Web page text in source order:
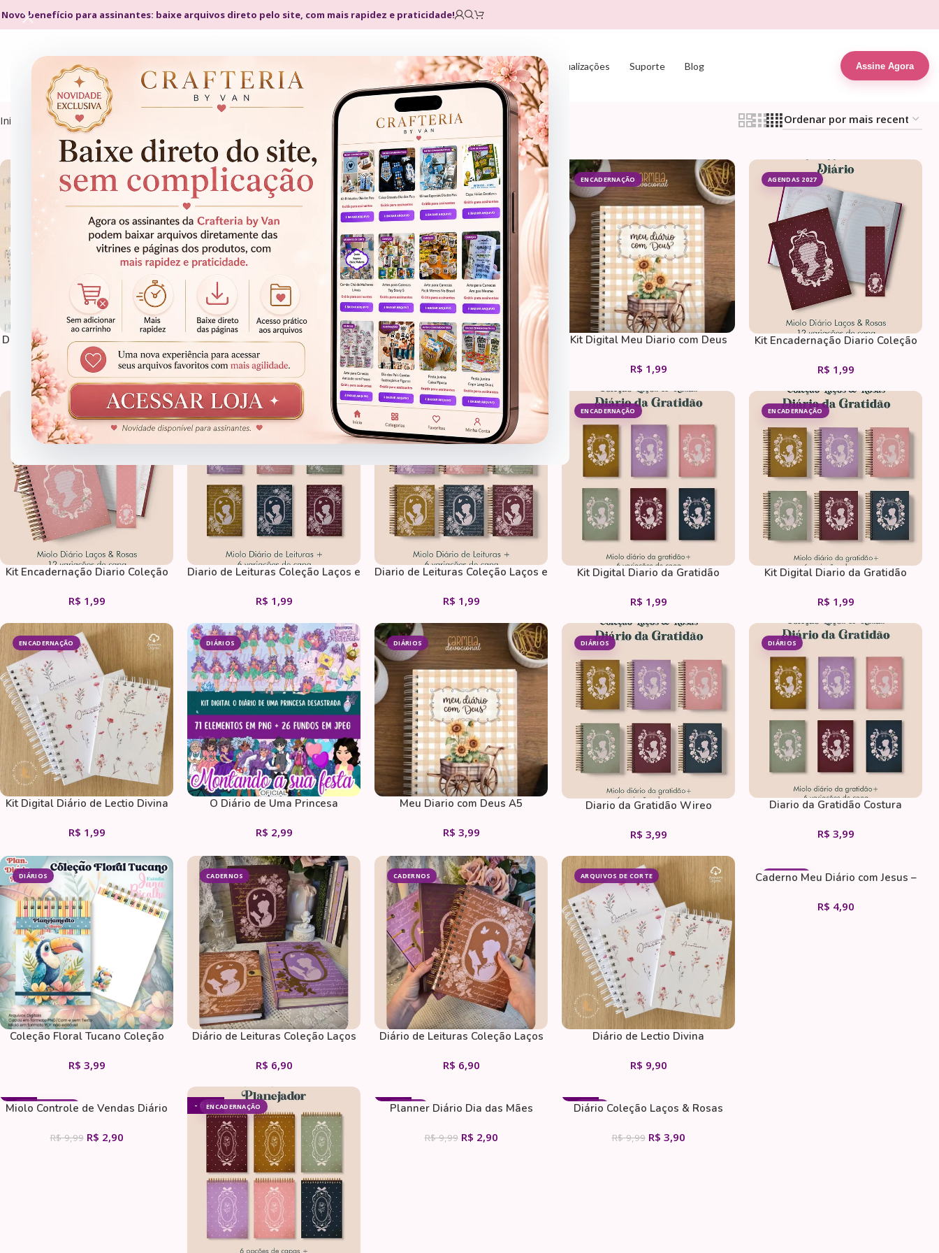
Novo benefício para assinantes: baixe arquivos direto pelo site, com mais rapidez e praticidade!
Home Loja Planos Atualizações Suporte Blog Assine Agora
Início Produtos marcados com a tag “diário”
DIÁRIOS
Diario de Vivencia Qauresma São
Miguel
R$ 1,99
AGENDAS 2027
Diário Winnie Pooh Especial
R$19,99
AGENDAS 2027
Miolo Controle de Vendas Diário
Thamoní em PDF
R$1,99
ENCADERNAÇÃO
Kit Digital Meu Diario com Deus
R$ 1,99
AGENDAS 2027
Kit Encadernação Diario Coleção
R$ 1,99
ENCADERNAÇÃO
Kit Encadernação Diario Coleção
R$ 1,99
ENCADERNAÇÃO
Diario de Leituras Coleção Laços e
R$ 1,99
ENCADERNAÇÃO
Diario de Leituras Coleção Laços e
R$ 1,99
ENCADERNAÇÃO
Kit Digital Diario da Gratidão
R$ 1,99
ENCADERNAÇÃO
Kit Digital Diario da Gratidão
R$ 1,99
ENCADERNAÇÃO
Kit Digital Diário de Lectio Divina
de Oração e Anotações com
R$ 1,99
DIÁRIOS
O Diário de Uma Princesa
R$ 2,99
DIÁRIOS
Meu Diario com Deus A5
R$ 3,99
DIÁRIOS
Diario da Gratidão Wireo
R$ 3,99
DIÁRIOS
Diario da Gratidão Costura
R$ 3,99
DIÁRIOS
Coleção Floral Tucano Coleção
R$ 3,99
CADERNOS
Diário de Leituras Coleção Laços
R$ 6,90
CADERNOS
Diário de Leituras Coleção Laços
R$ 6,90
ARQUIVOS DE CORTE
Diário de Lectio Divina
de oração e Anotações com
R$ 9,90
CADERNOS
Caderno Meu Diário com Jesus –
Faustina (Abelhinha)
R$ 4,90
ENCADERNAÇÃO
- 71%
Miolo Controle de Vendas Diário
R$9,99 R$ 2,90
ENCADERNAÇÃO
- 61% DIÁRIOS
- 71%
Planner Diário Dia das Mães
R$9,99 R$ 2,90
CAPAS
- 61%
Diário Coleção Laços & Rosas
R$9,99 R$ 3,90